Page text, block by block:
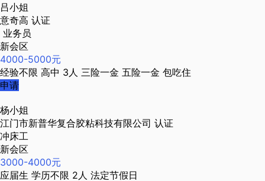
吕小姐
意奇高 认证
业务员
新会区
4000-5000元
经验不限 高中 3人 三险一金 五险一金 包吃住
申请
杨小姐
江门市新普华复合胶粘科技有限公司 认证
冲床工
新会区
3000-4000元
应届生 学历不限 2人 法定节假日